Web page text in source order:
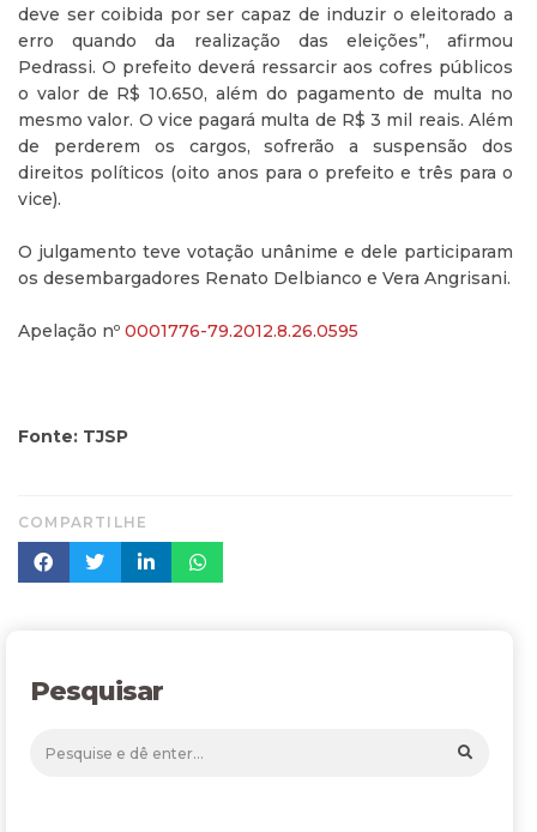
deve ser coibida por ser capaz de induzir o eleitorado a
erro quando da realização das eleições”, afirmou
Pedrassi. O prefeito deverá ressarcir aos cofres públicos
o valor de R$ 10.650, além do pagamento de multa no
mesmo valor. O vice pagará multa de R$ 3 mil reais. Além
de perderem os cargos, sofrerão a suspensão dos
direitos políticos (oito anos para o prefeito e três para o
vice).
O julgamento teve votação unânime e dele participaram
os desembargadores Renato Delbianco e Vera Angrisani.
Apelação nº 0001776-79.2012.8.26.0595
Fonte: TJSP
COMPARTILHE
Pesquisar